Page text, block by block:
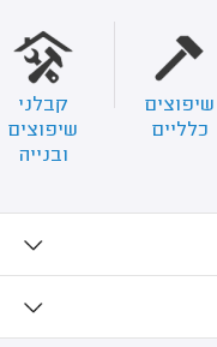
שיפוצים
כלליים
קבלני
שיפוצים
ובנייה